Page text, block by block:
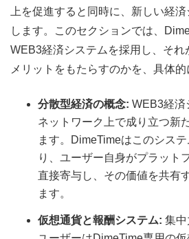
上を促進すると同時に、新しい経
します。このセクションでは、
WEB3経済システムを採用し、それ
メリットをもたらすのかを、具体的
分散型経済の概念: WEB3経済
ネットワーク上で成り立つ新
ます。DimeTimeはこのシス
り、ユーザー自身がプラット
直接寄与し、その価値を共有
ます。
仮想通貨と報酬システム: 集中